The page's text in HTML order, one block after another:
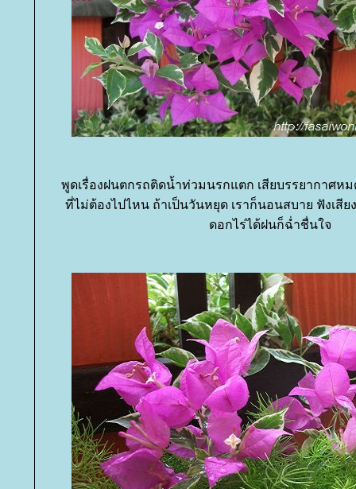
พูดเรื่องฝนตกรถติดน้ำท่วมนรกแตก เสียบรรยากาศห
ที่ไม่ต้องไปไหน ถ้าเป็นวันหยุด เราก็นอนสบาย ฟังเสีย
ดอกไร่ได้ฝนก็ฉ่ำชื่นใจ